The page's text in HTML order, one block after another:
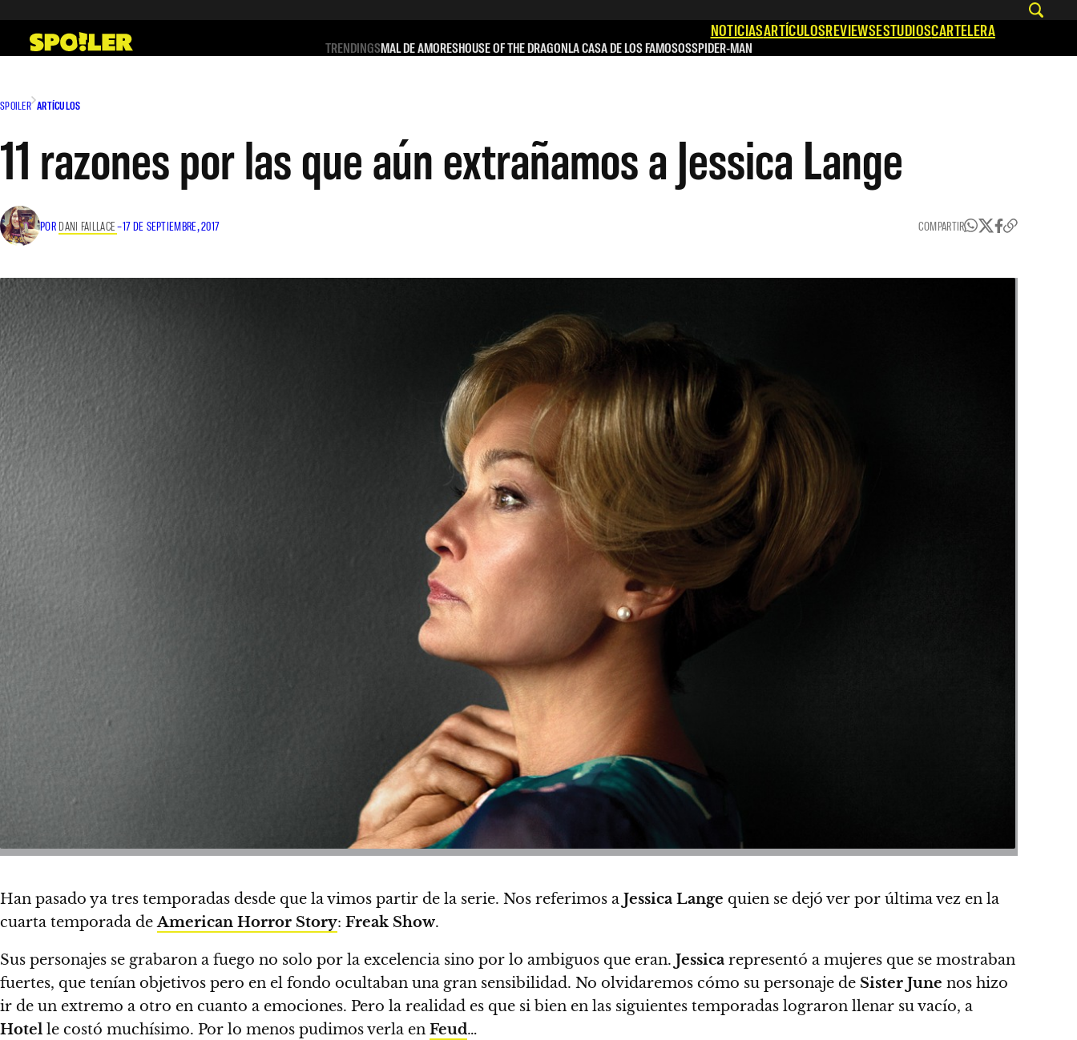
contenido
NOTICIASARTÍCULOSREVIEWSESTUDIOSCARTELERA
TRENDINGSMAL DE AMORESHOUSE OF THE DRAGONLA CASA DE LOS FAMOSOSSPIDER-MAN
SPOILER ARTÍCULOS
11 razones por las que aún extrañamos a Jessica Lange
POR DANI FAILLACE–17 DE SEPTIEMBRE, 2017 COMPARTIR
Han pasado ya tres temporadas desde que la vimos partir de la serie. Nos referimos a Jessica Lange quien se dejó ver por última vez en la
cuarta temporada deAmerican Horror Story: Freak Show.
Sus personajes se grabaron a fuego no solo por la excelencia sino por lo ambiguos que eran. Jessica representó a mujeres que se mostraban
fuertes, que tenían objetivos pero en el fondo ocultaban una gran sensibilidad. No olvidaremos cómo su personaje de Sister June nos hizo
ir de un extremo a otro en cuanto a emociones. Pero la realidad es que si bien en las siguientes temporadas lograron llenar su vacío, a
Hotel le costó muchísimo. Por lo menos pudimos verla en Feud…